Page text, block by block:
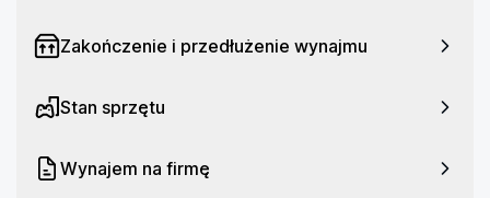
Zakończenie i przedłużenie wynajmu
Stan sprzętu
Wynajem na firmę